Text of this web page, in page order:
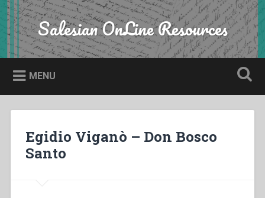
Skip
to
content
Search Salesian OnLine Resources
MENU
Egidio Viganò – Don Bosco
Santo